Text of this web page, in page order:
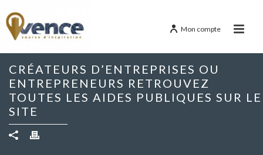
Mon compte
CRÉATEURS D’ENTREPRISES OU
ENTREPRENEURS RETROUVEZ
TOUTES LES AIDES PUBLIQUES SUR LE
SITE